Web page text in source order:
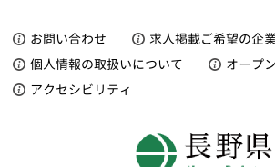
お問い合わせ
求人掲載ご希望の企
個人情報の取扱いについて
オープ
アクセシビリティ